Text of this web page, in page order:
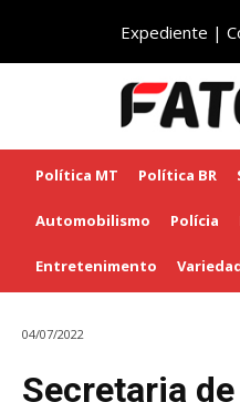
Expediente |
Política MT Política BR
Automobilismo Polícia
Entretenimento
04/07/2022
Secretaria